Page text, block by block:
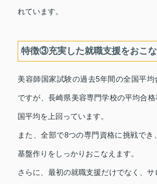
れています。
特徴③充実した就職支援をおこ
美容師国家試験の過去5年間の全国平均
ですが、長崎県美容専門学校の平均合
国平均を上回っています。
また、全部で8つの専門資格に挑戦でき
基盤作りをしっかりおこなえます。
さらに、最初の就職支援だけでなく、サ